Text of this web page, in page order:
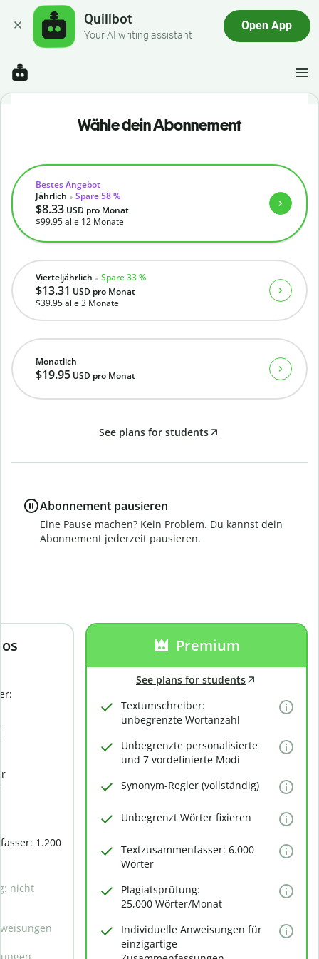
Quillbot
Your AI writing assistant
Open App
1.200
nicht
Premium
See plans for students
Textumschreiber:
unbegrenzte Wortanzahl
Unbegrenzte personalisierte
und 7 vordefinierte Modi
Synonym-Regler (vollständig)
Unbegrenzt Wörter fixieren
Textzusammenfasser: 6.000
Wörter
Plagiatsprüfung:
25,000 Wörter/Monat
Individuelle Anweisungen für
einzigartige
Wähle dein Abonnement
Monatlich
$19.95 USD pro Monat
Vierteljährlich Spare 33 %
$13.31 USD pro Monat
$39.95alle 3 Monate
Bestes Angebot
Jährlich
Spare 58 %
$8.33 USD pro Monat
$99.95alle 12 Monate
See plans for students
Abonnement pausieren
Eine Pause machen? Kein Problem. Du kannst dein
Abonnement jederzeit pausieren.